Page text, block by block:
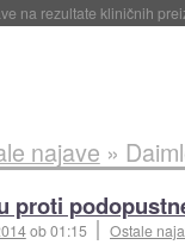
kot polovico SSD-jev za
najave »
proti
ob 01:15 Ostale